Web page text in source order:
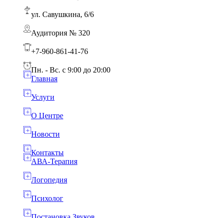
ул. Савушкина, 6/6
Аудитория № 320
+7-960-861-41-76
Пн. - Вс. с 9:00 до 20:00
Главная
Услуги
О Центре
Новости
Контакты
АВА-Терапия
Логопедия
Психолог